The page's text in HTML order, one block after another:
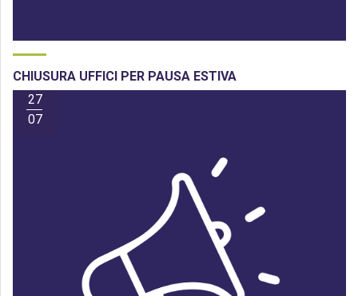
CHIUSURA UFFICI PER PAUSA ESTIVA
27
07